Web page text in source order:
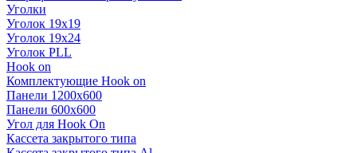
Уголки
Уголок 19х19
Уголок 19х24
Уголок PLL
Hook on
Комплектующие Hook on
Панели 1200х600
Панели 600х600
Угол для Hook On
Кассета закрытого типа